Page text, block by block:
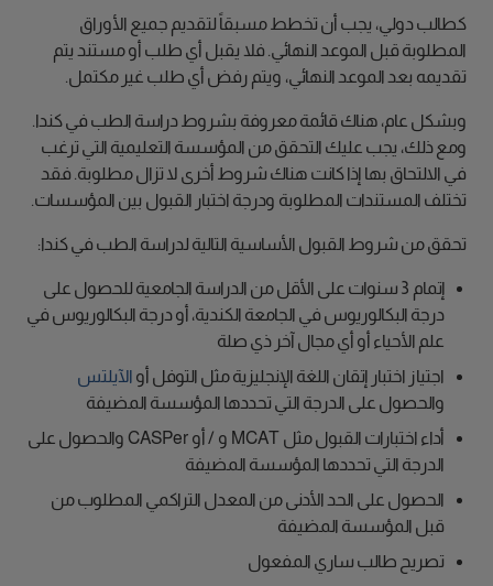
كطالب دولي، يجب أن تخطط مسبقاً لتقديم جميع الأوراق
المطلوبة قبل الموعد النهائي. فلا يقبل أي طلب أو مستند يتم
تقديمه بعد الموعد النهائي، ويتم رفض أي طلب غير مكتمل.
وبشكل عام، هناك قائمة معروفة بشروط دراسة الطب في كندا.
ومع ذلك، يجب عليك التحقق من المؤسسة التعليمية التي ترغب
في الالتحاق بها إذا كانت هناك شروط أخرى لا تزال مطلوبة. فقد
تختلف المستندات المطلوبة ودرجة اختبار القبول بين المؤسسات.
تحقق من شروط القبول الأساسية التالية لدراسة الطب في كندا:
إتمام 3 سنوات على الأقل من الدراسة الجامعية للحصول على
درجة البكالوريوس في الجامعة الكندية، أو درجة البكالوريوس في
علم الأحياء أو أي مجال آخر ذي صلة
اجتياز اختبار إتقان اللغة الإنجليزية مثل التوفل أو الآيلتس
والحصول على الدرجة التي تحددها المؤسسة المضيفة
أداء اختبارات القبول مثل MCAT و / أو CASPer والحصول على
الدرجة التي تحددها المؤسسة المضيفة
الحصول على الحد الأدنى من المعدل التراكمي المطلوب من
قبل المؤسسة المضيفة
تصريح طالب ساري المفعول